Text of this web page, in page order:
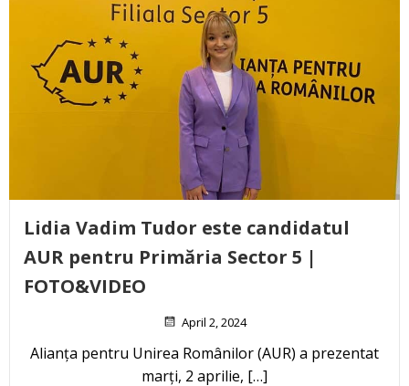
Lidia Vadim Tudor este candidatul
AUR pentru Primăria Sector 5 |
FOTO&VIDEO
April 2, 2024
Alianța pentru Unirea Românilor (AUR) a prezentat
marți, 2 aprilie, […]